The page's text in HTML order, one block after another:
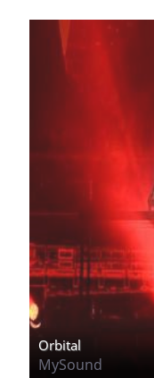
Orbital
MySound